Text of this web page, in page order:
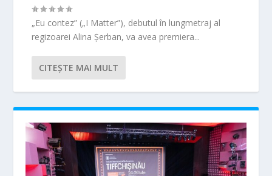
„Eu contez” („I Matter”), debutul în lungmetraj al
regizoarei Alina Șerban, va avea premiera...
CITEŞTE MAI MULT